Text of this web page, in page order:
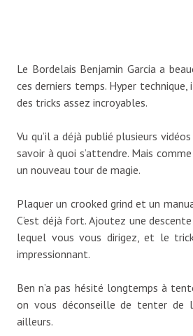
Le Bordelais Benjamin Garcia a
ces derniers temps. Hyper
des tricks assez incroyables.
Vu qu’il a déjà publié plusieurs
savoir à quoi s’attendre. Mais
un nouveau tour de magie.
Plaquer un crooked grind et un
C’est déjà fort. Ajoutez une
lequel vous vous dirigez, et le
impressionnant.
Ben n’a pas hésité longtemps à
on vous déconseille de tenter de
ailleurs.